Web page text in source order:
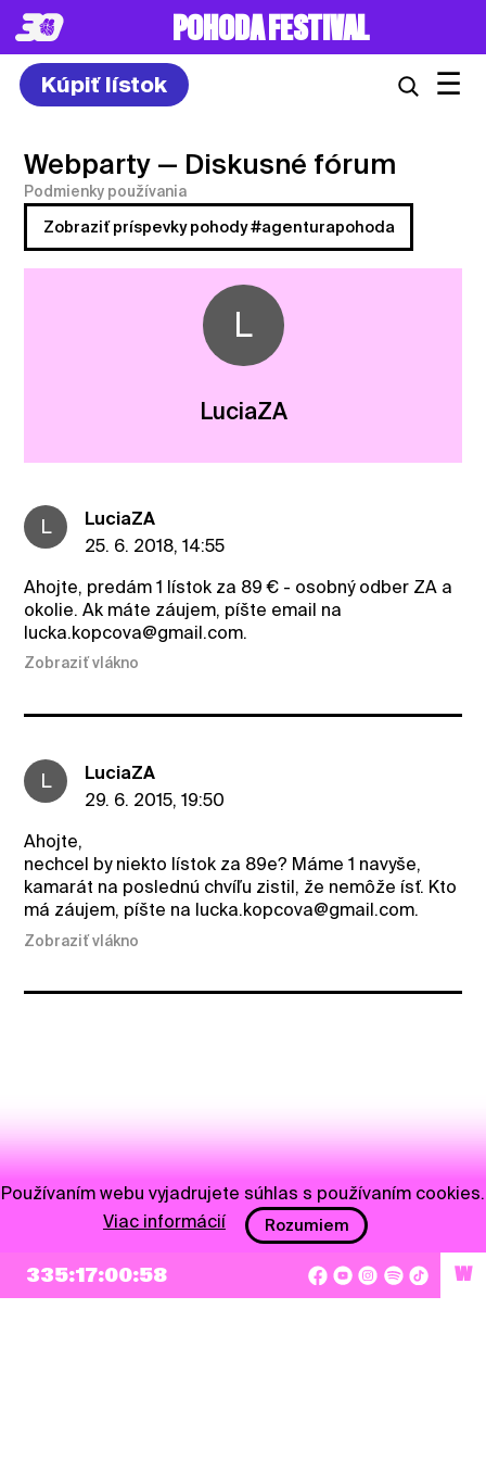
POHODA FESTIVAL
Kúpiť lístok ☰
Webparty — Diskusné fórum
Podmienky používania
Zobraziť príspevky pohody #agenturapohoda
L
LuciaZA
L
LuciaZA
25. 6. 2018, 14:55
Ahojte, predám 1 lístok za 89 € - osobný odber ZA a
okolie. Ak máte záujem, píšte email na
lucka.kopcova@gmail.com.
Zobraziť vlákno
L
LuciaZA
29. 6. 2015, 19:50
Ahojte,
nechcel by niekto lístok za 89e? Máme 1 navyše,
kamarát na poslednú chvíľu zistil, že nemôže ísť. Kto
má záujem, píšte na lucka.kopcova@gmail.com.
Zobraziť vlákno
335:17:00:58 W
Používaním webu vyjadrujete súhlas s používaním cookies.
Viac informácií
Rozumiem